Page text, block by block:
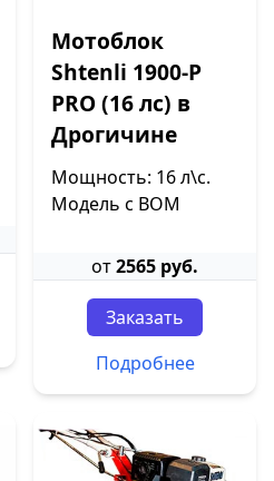
Мотоблок
Shtenli 1900-P
PRO (16 лс) в
Дрогичине
Мощность: 16 л\с.
Модель с ВОМ
от2565 руб.
Заказать
Подробнее